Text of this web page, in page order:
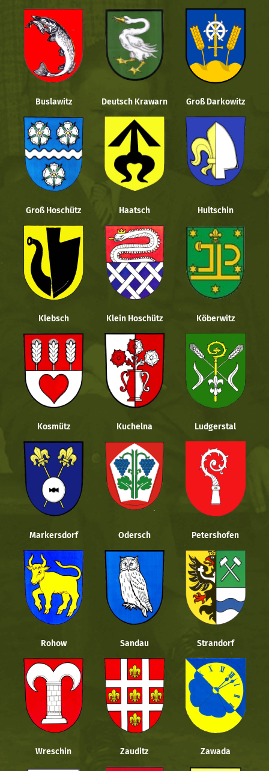
Buslawitz Deutsch Krawarn Groß Darkowitz
Groß Hoschütz Haatsch Hultschin
Klebsch Klein Hoschütz Köberwitz
Kosmütz Kuchelna Ludgerstal
Markersdorf Odersch Petershofen
Rohow Sandau Strandorf
Wreschin Zauditz Zawada